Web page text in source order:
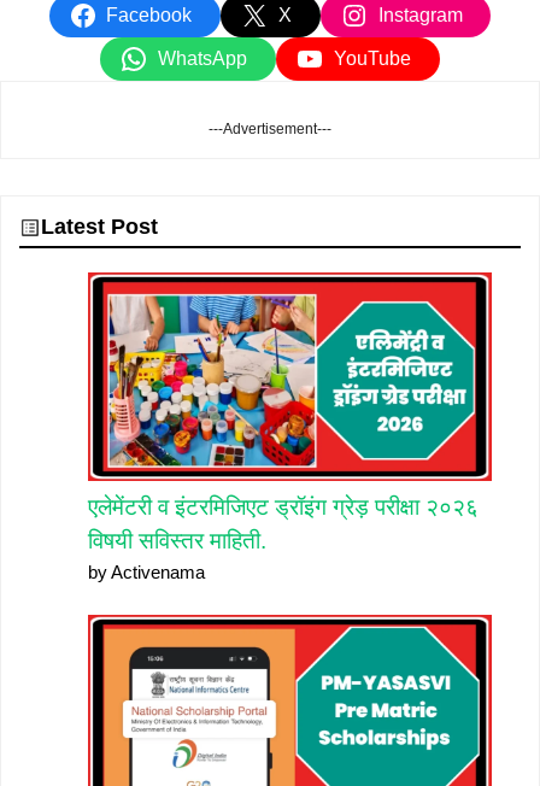
Facebook X Instagram
WhatsApp YouTube
---Advertisement---
Latest Post
एलेमेंटरी व इंटरमिजिएट ड्रॉइंग ग्रेड़ परीक्षा २०२६
विषयी सविस्तर माहिती.
by Activenama